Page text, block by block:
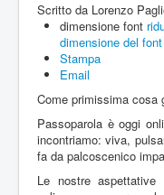
Scritto da Lorenzo
dimensione font
dimensione del font
Stampa
Email
Come primissima cosa
Passoparola è oggi
incontriamo: viva,
fa da palcoscenico
Le nostre aspettative